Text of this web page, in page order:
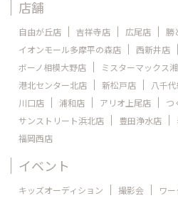
店舗
自由が丘店 吉祥寺店 広尾店
勝
イオンモール多摩平の森店
西新井店
ボーノ相模大野店
ミスターマックス
港北センター北店
新松戸店 八千
川口店
浦和店 アリオ上尾店
つ
サンストリート浜北店
豊田浄水店
福岡西店
イベント
キッズオーディション 撮影会 ワ